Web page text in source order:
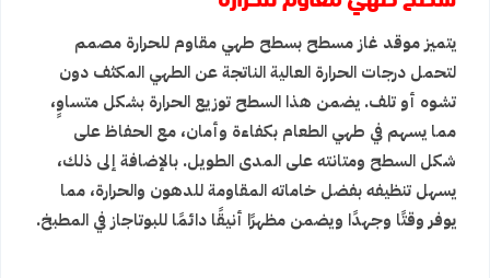
يتميز موقد غاز مسطح بسطح طهي مقاوم للحرارة مصمم
لتحمل درجات الحرارة العالية الناتجة عن الطهي المكثف دون
تشوه أو تلف. يضمن هذا السطح توزيع الحرارة بشكل متساوٍ،
مما يسهم في طهي الطعام بكفاءة وأمان، مع الحفاظ على
شكل السطح ومتانته على المدى الطويل. بالإضافة إلى ذلك،
يسهل تنظيفه بفضل خاماته المقاومة للدهون والحرارة، مما
يوفر وقتًا وجهدًا ويضمن مظهرًا أنيقًا دائمًا للبوتاجاز في المطبخ.